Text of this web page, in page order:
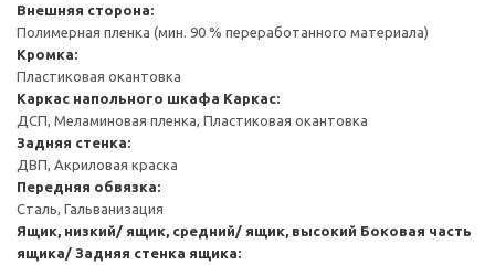
Внешняя сторона:
Полимерная пленка (мин. 90 % переработанного материала)
Кромка:
Пластиковая окантовка
Каркас напольного шкафа Каркас:
ДСП, Меламиновая пленка, Пластиковая окантовка
Задняя стенка:
ДВП, Акриловая краска
Передняя обвязка:
Сталь, Гальванизация
Ящик, низкий/ ящик, средний/ ящик, высокий Боковая часть
ящика/ Задняя стенка ящика: